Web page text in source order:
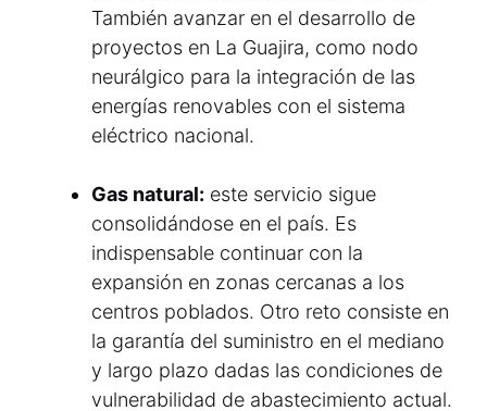
También avanzar en el desarrollo de
proyectos en La Guajira, como nodo
neurálgico para la integración de las
energías renovables con el sistema
eléctrico nacional.
Gas natural: este servicio sigue
consolidándose en el país. Es
indispensable continuar con la
expansión en zonas cercanas a los
centros poblados. Otro reto consiste en
la garantía del suministro en el mediano
y largo plazo dadas las condiciones de
vulnerabilidad de abastecimiento actual.